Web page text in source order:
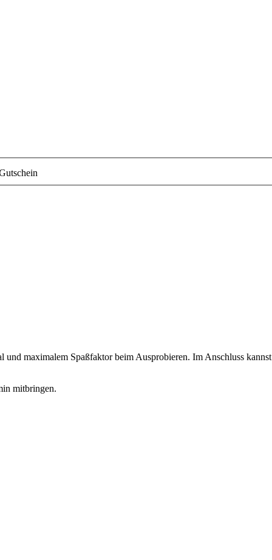
maximalem Spaßfaktor beim Ausprobieren. Im Anschluss
mitbringen.